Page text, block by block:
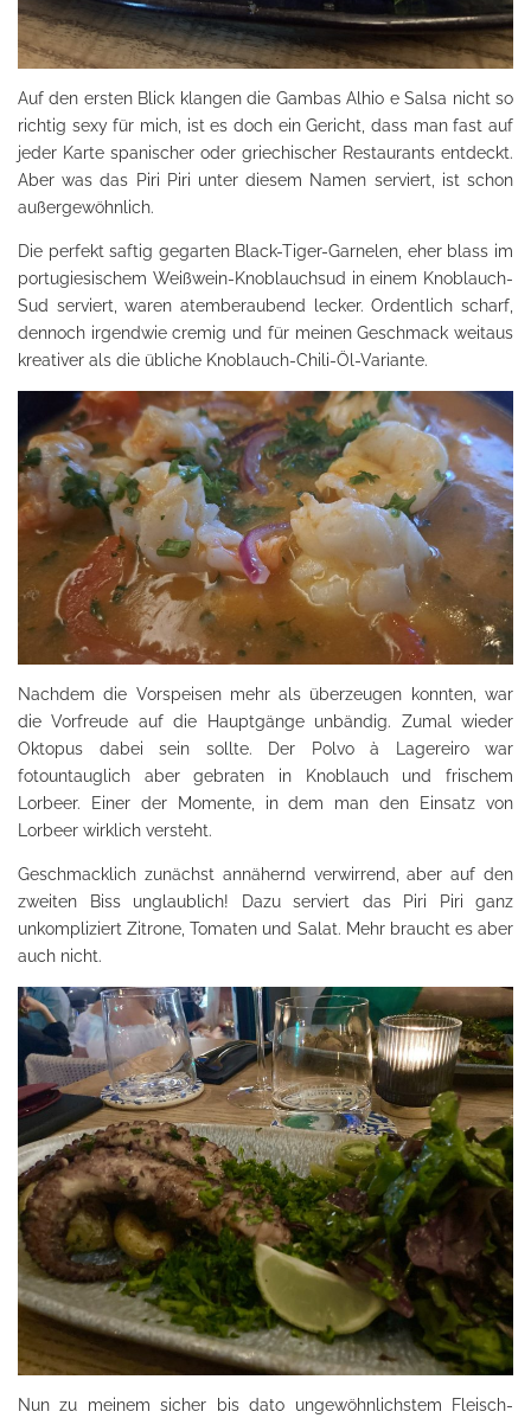
Auf den ersten Blick klangen die Gambas Alhio e Salsa nicht so
richtig sexy für mich, ist es doch ein Gericht, dass man fast auf
jeder Karte spanischer oder griechischer Restaurants entdeckt.
Aber was das Piri Piri unter diesem Namen serviert, ist schon
außergewöhnlich.
Die perfekt saftig gegarten Black-Tiger-Garnelen, eher blass im
portugiesischem Weißwein-Knoblauchsud in einem Knoblauch-
Sud serviert, waren atemberaubend lecker. Ordentlich scharf,
dennoch irgendwie cremig und für meinen Geschmack weitaus
kreativer als die übliche Knoblauch-Chili-Öl-Variante.
Nachdem die Vorspeisen mehr als überzeugen konnten, war
die Vorfreude auf die Hauptgänge unbändig. Zumal wieder
Oktopus dabei sein sollte. Der Polvo à Lagereiro war
fotountauglich aber gebraten in Knoblauch und frischem
Lorbeer. Einer der Momente, in dem man den Einsatz von
Lorbeer wirklich versteht.
Geschmacklich zunächst annähernd verwirrend, aber auf den
zweiten Biss unglaublich! Dazu serviert das Piri Piri ganz
unkompliziert Zitrone, Tomaten und Salat. Mehr braucht es aber
auch nicht.
Nun zu meinem sicher bis dato ungewöhnlichstem Fleisch-